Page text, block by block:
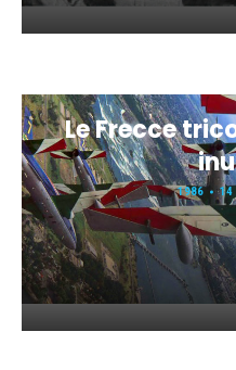
Le Frecce
1986 14